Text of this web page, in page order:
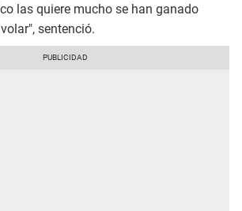
las quiere mucho se han ganado
sentenció.